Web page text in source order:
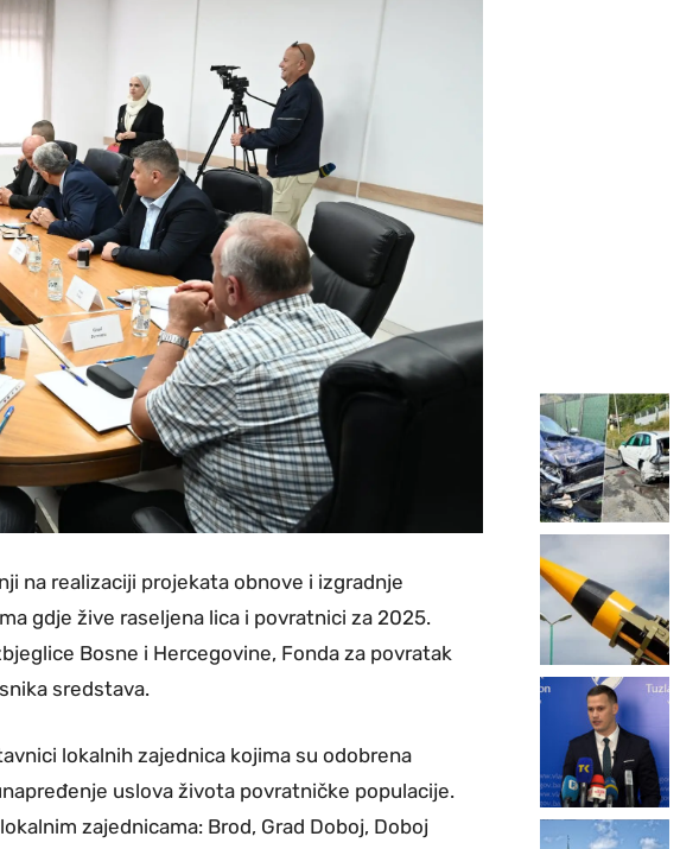
na realizaciji projekata obnove i izgradnje
gdje žive raseljena lica i povratnici za 2025.
Bosne i Hercegovine, Fonda za povratak
sredstava.
lokalnih zajednica kojima su odobrena
uslova života povratničke populacije.
zajednicama: Brod, Grad Doboj, Doboj